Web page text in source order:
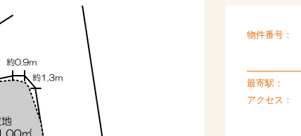
物件番号：
最寄駅：
アクセス：